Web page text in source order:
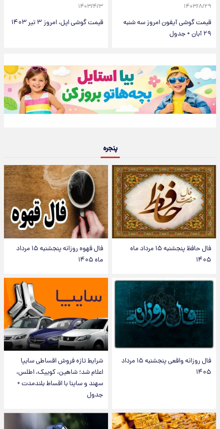
۱۴۰۳/۸/۲۹
قیمت گوشی آیفون امروز سه شنبه
۲۹ آبان + جدول
۱۴۰۳/۴/۳
قیمت گوشی اپل، امروز ۳ تیر ۱۴۰۳
پنجره
فال حافظ پنجشنبه ۱۵ مرداد ماه
۱۴۰۵
فال قهوه روزانه پنجشنبه ۱۵ مرداد
ماه ۱۴۰۵
فال روزانه واقعی پنجشنبه ۱۵ مرداد
۱۴۰۵
شرایط تازه فروش اقساطی سایپا
اعلام شد؛ شاهین، کوییک، اطلس،
سهند و ساینا با اقساط بلندمدت +
جدول